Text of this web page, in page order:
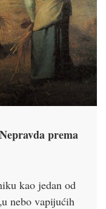
prema
kao jedan od
nebo vapijućih